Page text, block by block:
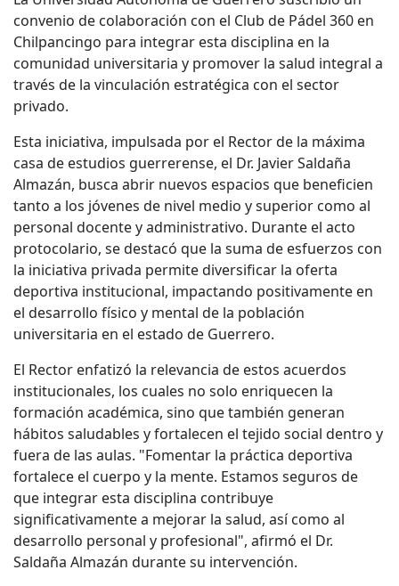
convenio de colaboración con el Club de Pádel 360 en
Chilpancingo para integrar esta disciplina en la
comunidad universitaria y promover la salud integral a
través de la vinculación estratégica con el sector
privado.
Esta iniciativa, impulsada por el Rector de la máxima
casa de estudios guerrerense, el Dr. Javier Saldaña
Almazán, busca abrir nuevos espacios que beneficien
tanto a los jóvenes de nivel medio y superior como al
personal docente y administrativo. Durante el acto
protocolario, se destacó que la suma de esfuerzos con
la iniciativa privada permite diversificar la oferta
deportiva institucional, impactando positivamente en
el desarrollo físico y mental de la población
universitaria en el estado de Guerrero.
El Rector enfatizó la relevancia de estos acuerdos
institucionales, los cuales no solo enriquecen la
formación académica, sino que también generan
hábitos saludables y fortalecen el tejido social dentro y
fuera de las aulas. "Fomentar la práctica deportiva
fortalece el cuerpo y la mente. Estamos seguros de
que integrar esta disciplina contribuye
significativamente a mejorar la salud, así como al
desarrollo personal y profesional", afirmó el Dr.
Saldaña Almazán durante su intervención.